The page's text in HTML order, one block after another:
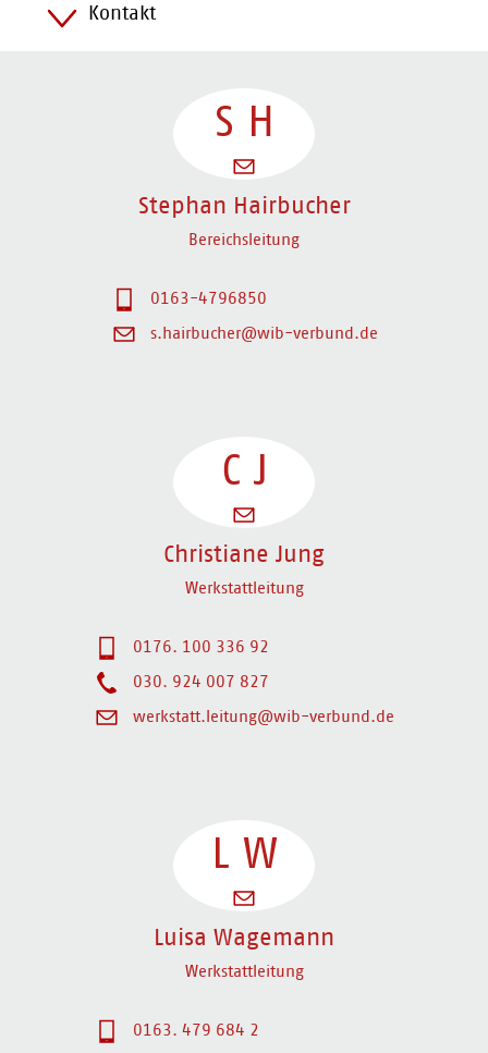
Kontakt
S H
Stephan Hairbucher
Bereichsleitung
0163-4796850
s.hairbucher@wib-verbund.de
C J
Christiane Jung
Werkstattleitung
0176. 100 336 92
030. 924 007 827
werkstatt.leitung@wib-verbund.de
L W
Luisa Wagemann
Werkstattleitung
0163. 479 684 2